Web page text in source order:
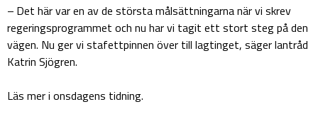
– Det här var en av de största målsättningarna när vi skrev
regeringsprogrammet och nu har vi tagit ett stort steg på den
vägen. Nu ger vi stafettpinnen över till lagtinget, säger lantråd
Katrin Sjögren.
Läs mer i onsdagens tidning.